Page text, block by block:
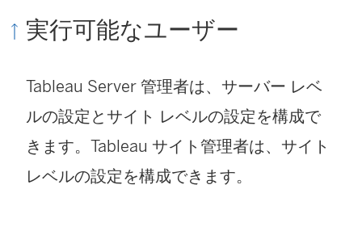
実行可能なユーザー
Tableau Server 管理者は、サーバー レベ
ルの設定とサイト レベルの設定を構成で
きます。Tableau サイト管理者は、サイト
レベルの設定を構成できます。